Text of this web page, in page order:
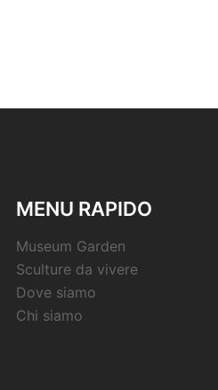
MENU RAPIDO
Museum Garden
Sculture da vivere
Dove siamo
Chi siamo